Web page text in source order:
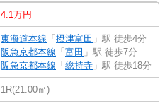
4.1万円
東海道本線 「 摂津富田 」駅 徒歩4分
阪急京都本線 「 富田 」駅 徒歩7分
阪急京都本線 「 総持寺 」駅 徒歩18分
1R(21.00㎡)